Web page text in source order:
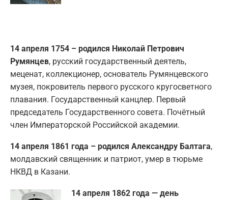
14 апреля 1754 – родился Николай Петрович
Румянцев, русский государственный деятель,
меценат, коллекционер, основатель Румянцевского
музея, покровитель первого русского кругосветного
плавания. Государственный канцлер. Первый
председатель Государственного совета. Почётный
член Императорской Российской академии.
14 апреля 1861 года – родился Александру Балтага,
молдавский священник и патриот, умер в тюрьме
НКВД в Казани.
14 апреля 1862 года — день